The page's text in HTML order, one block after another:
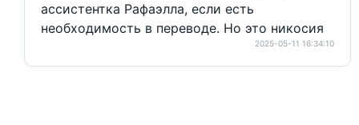
ассистентка Рафаэлла, если есть
необходимость в переводе. Но это никосия
2025-05-11 16:34:10